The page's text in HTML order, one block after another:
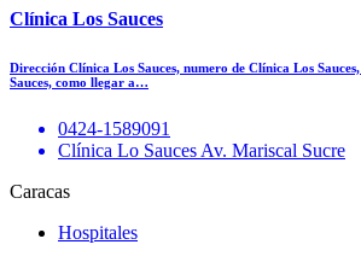
Clínica Los Sauces
Dirección Clínica Los Sauces, numero de Clínica Los
Sauces, como llegar a…
0424-1589091
Clínica Lo Sauces Av. Mariscal Sucre
Caracas
Hospitales